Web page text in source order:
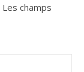
Les champs